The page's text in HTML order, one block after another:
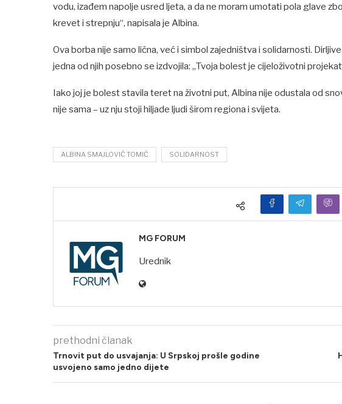
vodu, izađem napolje usred ljeta, a da ne moram umotati pola glave
krevet i strepnju“, napisala je Albina.
Ova borba nije samo lična, već i simbol zajedništva i solidarnosti.
jedna od njih posebno se izdvojila: „Tvoja bolest je cijeloživotni
Iako joj je bolest stavila teret na životni put, Albina nije odustala od
nije sama – uz nju stoji hiljade ljudi širom regiona i svijeta.
ALBINA SMAJLOVIĆ TOMIĆ SOLIDARNOST
MG FORUM
Urednik
prethodni članak
Trnovit put do usvajanja: U Srpskoj prošle godine
usvojeno samo jedno dijete